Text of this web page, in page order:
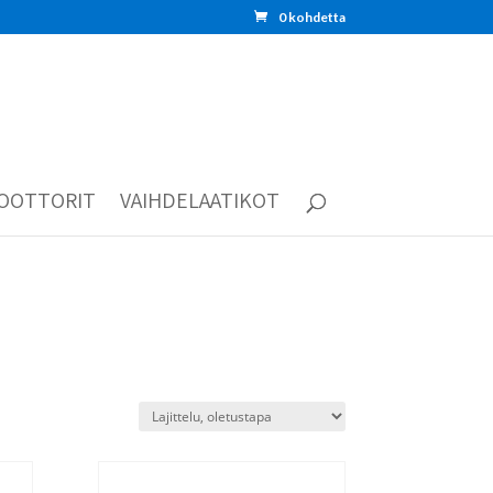
0 kohdetta
VAIHDELAATIKOT